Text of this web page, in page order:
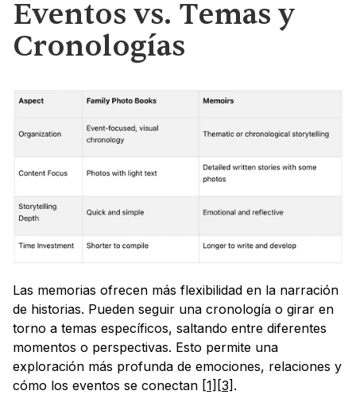
Eventos vs. Temas y
Cronologías
Las memorias ofrecen más flexibilidad en la narración
de historias. Pueden seguir una cronología o girar en
torno a temas específicos, saltando entre diferentes
momentos o perspectivas. Esto permite una
exploración más profunda de emociones, relaciones y
cómo los eventos se conectan [1] [3] .